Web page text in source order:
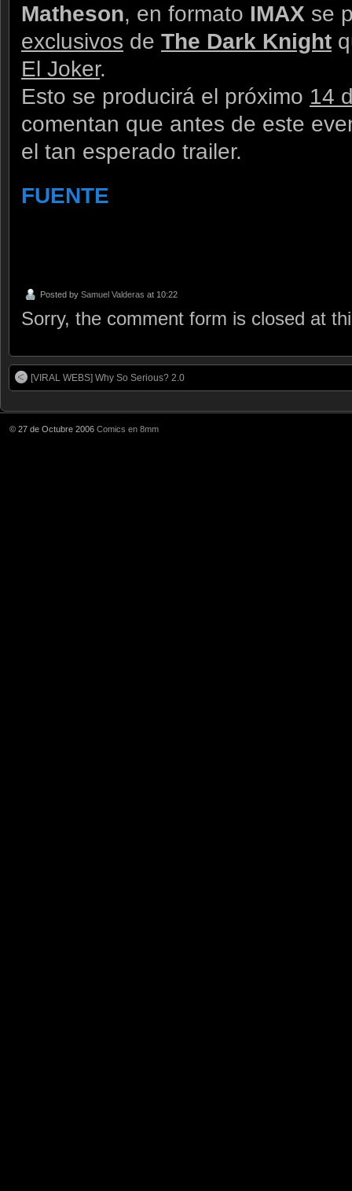
Matheson, en formato IMAX se
exclusivos de The Dark Knight
El Joker.
Esto se producirá el próximo 14
comentan que antes de este
el tan esperado trailer.
FUENTE
Posted by Samuel Valderas at 10:22
Sorry, the comment form is closed at
[VIRAL WEBS] Why So Serious? 2.0
© 27 de Octubre 2006 Comics en 8mm